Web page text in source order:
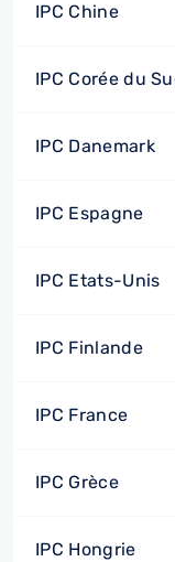
IPC Chine
IPC Corée du
IPC Danemark
IPC Espagne
IPC Etats-Unis
IPC Finlande
IPC France
IPC Grèce
IPC Hongrie